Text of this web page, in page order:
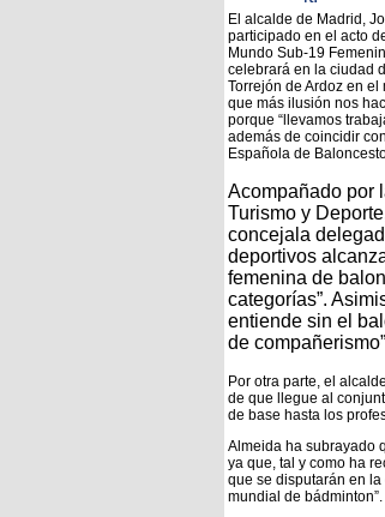
El alcalde de Madrid,
participado en el acto
Mundo Sub-19
celebrará en la ciudad
Torrejón de Ardoz en el
que más ilusión nos
porque “llevamos
además de coincidir
Española de
Acompañado por
Turismo y
concejala
deportivos
femenina de
categorías”.
entiende sin el
de
Por otra parte, el
de que llegue al
de base hasta los
Almeida ha subrayado
ya que, tal y como ha
que se disputarán en
mundial de bádminton”.